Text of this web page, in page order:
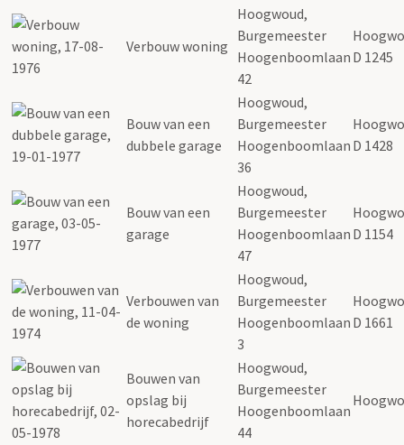
Verbouw woning
Hoogwoud,
Burgemeester
Hoogenboomlaan
42
D 1245
Bouw van een
dubbele garage
Hoogwoud,
Burgemeester
Hoogenboomlaan
36
D 1428
Bouw van een
garage
Hoogwoud,
Burgemeester
Hoogenboomlaan
47
D 1154
Verbouwen van
de woning
Hoogwoud,
Burgemeester
Hoogenboomlaan
3
D 1661
Bouwen van
opslag bij
horecabedrijf
Hoogwoud,
Burgemeester
Hoogenboomlaan
44